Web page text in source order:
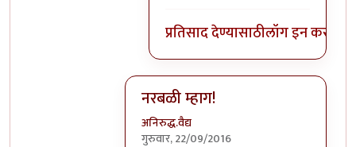
प्रतिसाद देण्यासाठीलॉग इन करा
नरबळी म्हाग!
अनिरुद्ध.वैद्य
गुरुवार, 22/09/2016